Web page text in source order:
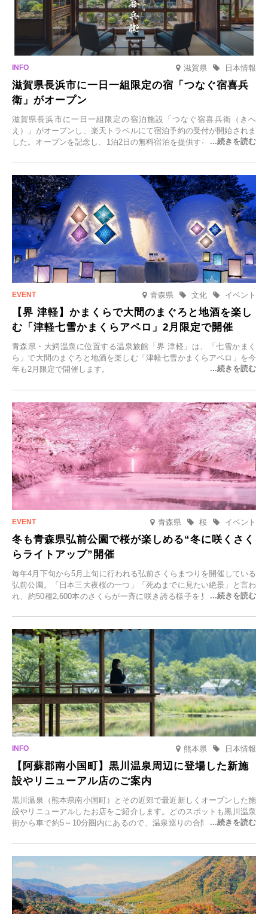
滋賀県 日本情報
滋賀県長浜市に一日一組限定の宿「つなぐ宿喜兵
衛」がオープン
滋賀県長浜市に一日一組限定の宿泊施設「つなぐ宿喜兵衛（きへ
え）」がオープンし、楽天トラベルにて宿泊予約の受付が開始されま
した。オープンを記念し、1泊2日の無料宿泊を提供するキャンペーン
一組限定の宿だからこそ叶う、大切な人との特別な時間を体験いただ
けます。
青森県 イベント
文化
【界 津軽】かまくらで大間のまぐろと地酒を楽し
む「津軽七雪かまくらアペロ」2月限定で開催
青森県・大鰐温泉に位置する温泉旅館「界 津軽」は、「七雪かまく
ら」で大間のまぐろと地酒を楽しむ「津軽七雪かまくらアペロ」を今
年も2月限定で開催します。
青森県 イベント
桜
冬も青森県弘前公園で桜が楽しめる“冬に咲くさく
らライトアップ”開催
毎年4月下旬から5月上旬に行われる弘前さくらまつりを開催している
弘前公園。「日本三大夜桜の一つ」「死ぬまでに見たい絶景」と言わ
れ、約50種2,600本のさくらが一斉に咲き誇る様子を見に、世界中か
日(月)～2026年2月28日(土)の期間、「冬に咲くさくらライトアップ」
を開催します。
熊本県 日本情報
【阿蘇郡南小国町】黒川温泉周辺に登場した新施
設やリニューアル店のご案内
黒川温泉（熊本県南小国町）とその近郊で最近新しくオープンした施
設やリニューアルしたお店をご紹介します。どのスポットも黒川温泉
街から車で約5～10分圏内にあるので、温泉巡りの合間に気軽に立ち
元食材にこだわったレストランなど、多彩な魅力が満載です。黒川温
泉の新たな楽しみとしてチェックしてみてください。